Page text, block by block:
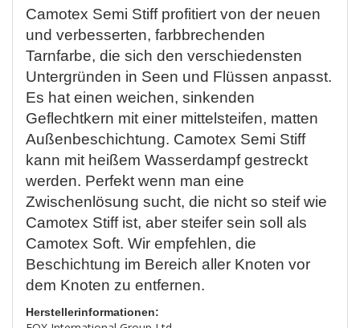
Camotex Semi Stiff profitiert von der neuen
und verbesserten, farbbrechenden
Tarnfarbe, die sich den verschiedensten
Untergründen in Seen und Flüssen anpasst.
Es hat einen weichen, sinkenden
Geflechtkern mit einer mittelsteifen, matten
Außenbeschichtung. Camotex Semi Stiff
kann mit heißem Wasserdampf gestreckt
werden. Perfekt wenn man eine
Zwischenlösung sucht, die nicht so steif wie
Camotex Stiff ist, aber steifer sein soll als
Camotex Soft. Wir empfehlen, die
Beschichtung im Bereich aller Knoten vor
dem Knoten zu entfernen.
Herstellerinformationen: